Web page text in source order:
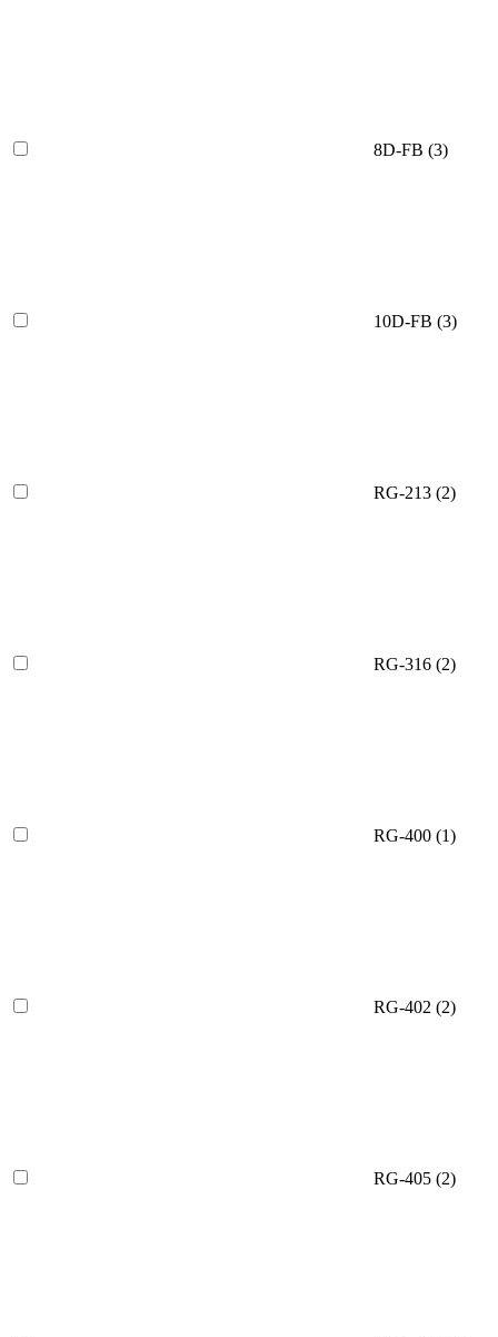
8D-FB (3)
10D-FB (3)
RG-213 (2)
RG-316 (2)
RG-400 (1)
RG-402 (2)
RG-405 (2)